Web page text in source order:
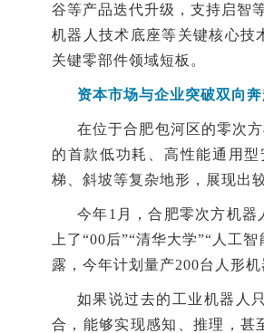
谷等产品迭代升级，支持启智
机器人技术底座等关键核心技
关键零部件领域短板。
资本市场与企业突破双向奔
在位于合肥包河区的零次
的首款低功耗、高性能通用
梯、斜坡等复杂地形，展现出
今年1月，合肥零次方机
上了“00后”“清华大学”“人工
露，今年计划量产200台人形机
如果说过去的工业机器人
合，能够实现感知、推理，甚